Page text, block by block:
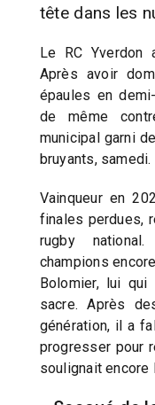
tête dans les
Le RC
Après avoir
épaules en
de même
municipal garni
bruyants, samedi.
Vainqueur en
finales perdues,
rugby
champions
Bolomier, lui qui
sacre. Après
génération, il a
progresser pour
soulignait